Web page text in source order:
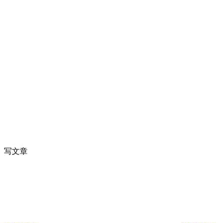
写文章